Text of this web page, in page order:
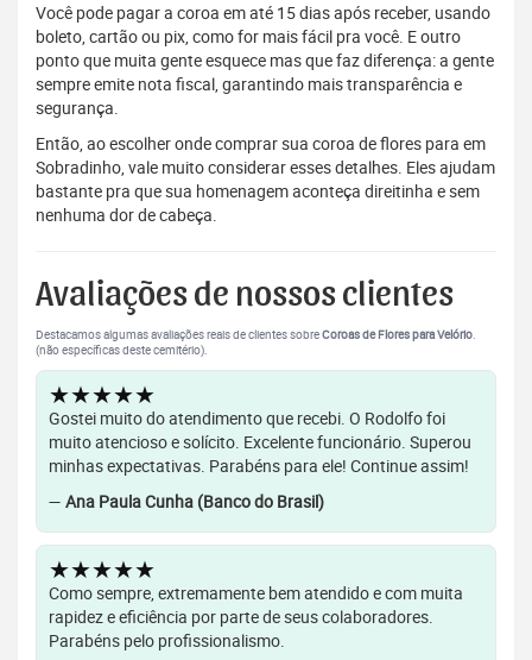
Você pode pagar a coroa em até 15 dias após receber, usando
boleto, cartão ou pix, como for mais fácil pra você. E outro
ponto que muita gente esquece mas que faz diferença: a gente
sempre emite nota fiscal, garantindo mais transparência e
segurança.
Então, ao escolher onde comprar sua coroa de flores para em
Sobradinho, vale muito considerar esses detalhes. Eles ajudam
bastante pra que sua homenagem aconteça direitinha e sem
nenhuma dor de cabeça.
Avaliações de nossos clientes
Destacamos algumas avaliações reais de clientes sobreCoroas de Flores para Velório.
(não específicas deste cemitério).
★★★★★
Gostei muito do atendimento que recebi. O Rodolfo foi
muito atencioso e solícito. Excelente funcionário. Superou
minhas expectativas. Parabéns para ele! Continue assim!
— Ana Paula Cunha (Banco do Brasil)
★★★★★
Como sempre, extremamente bem atendido e com muita
rapidez e eficiência por parte de seus colaboradores.
Parabéns pelo profissionalismo.